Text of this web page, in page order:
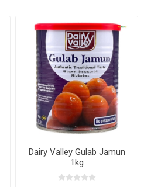
Dairy Valley Gulab Jamun
1kg